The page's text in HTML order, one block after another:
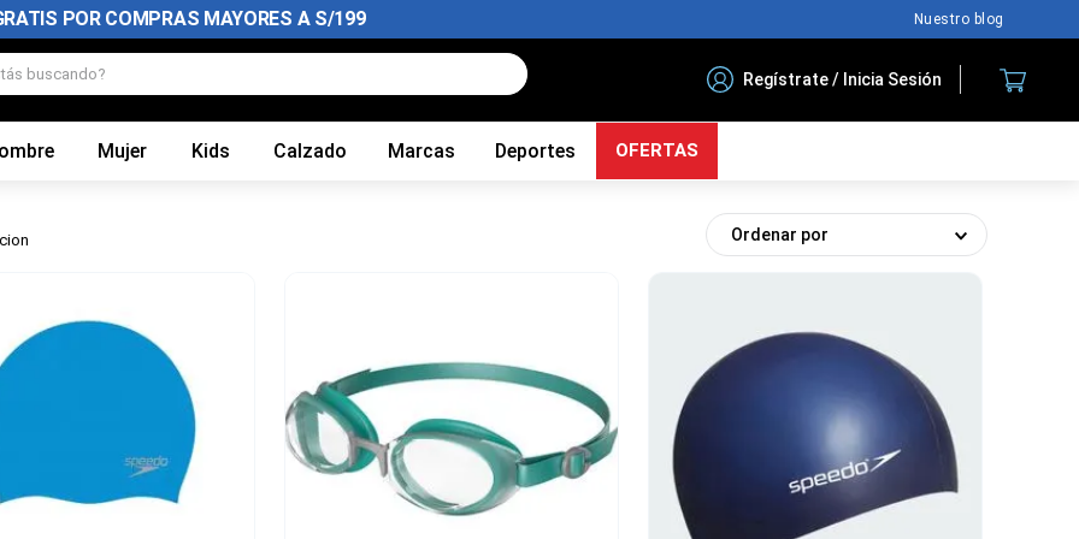
POR COMPRAS MAYORES A S/199 Nuestro blog
buscando?
Regístrate / Inicia Sesión
Mujer Kids Calzado Marcas Deportes OFERTAS
Ordenar por